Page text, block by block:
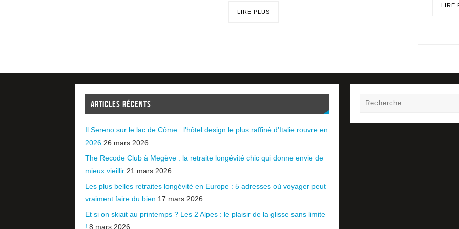
LIRE PLUS
LIRE
ARTICLES RÉCENTS
Il Sereno sur le lac de Côme : l’hôtel design le plus raffiné d’Italie rouvre en
2026 26 mars 2026
The Recode Club à Megève : la retraite longévité chic qui donne envie de
mieux vieillir 21 mars 2026
Les plus belles retraites longévité en Europe : 5 adresses où voyager peut
vraiment faire du bien 17 mars 2026
Et si on skiait au printemps ? Les 2 Alpes : le plaisir de la glisse sans limite
! 8 mars 2026